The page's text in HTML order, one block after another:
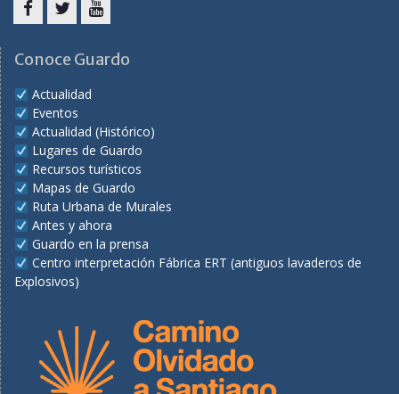
Conoce Guardo
Actualidad
Eventos
Actualidad (Histórico)
Lugares de Guardo
Recursos turísticos
Mapas de Guardo
Ruta Urbana de Murales
Antes y ahora
Guardo en la prensa
Centro interpretación Fábrica ERT (antiguos lavaderos de
Explosivos)